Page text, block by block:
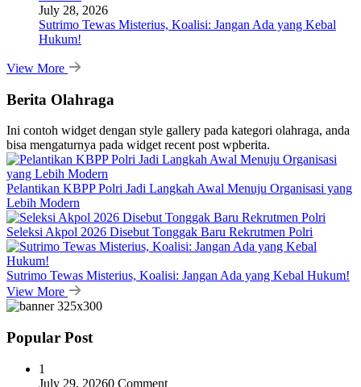
July 28, 2026
Sutrimo Tewas Misterius, Koalisi: Jangan Ada yang Kebal
Hukum!
View More
Berita Olahraga
Ini contoh widget dengan style gallery pada kategori olahraga, anda
bisa mengaturnya pada widget recent post wpberita.
Pelantikan KBPP Polri Jadi Langkah Awal Menuju Organisasi yang
Lebih Modern
Seleksi Akpol 2026 Disebut Tonggak Baru Rekrutmen Polri
Sutrimo Tewas Misterius, Koalisi: Jangan Ada yang Kebal Hukum!
View More
Popular Post
1
July 29, 20260 Comment